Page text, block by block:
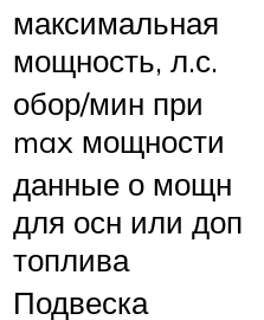
максимальная
мощность, л.с.
обор/мин при
max мощности
данные о мощн
для осн или доп
топлива
Подвеска